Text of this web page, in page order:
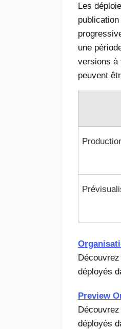
Les
une
versions à
peuvent
déployés
Preview
déployés